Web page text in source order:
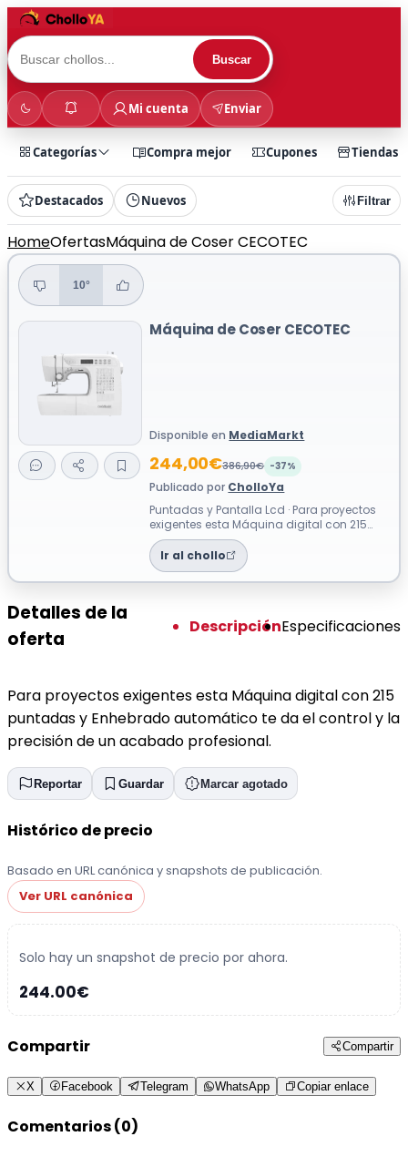
Buscar
Mi cuenta Enviar
Categorías Compra mejor Cupones Tiendas
Destacados Nuevos Filtrar
HomeOfertasMáquina de Coser CECOTEC
10°
Máquina de Coser CECOTEC
Disponible en MediaMarkt
244,00€386,90€ -37%
Publicado por CholloYa
Puntadas y Pantalla Lcd · Para proyectos
exigentes esta Máquina digital con 215
puntadas y Enhebrado automático te da...
Ir al chollo
Detalles de la
oferta
DescripciónEspecificaciones
Para proyectos exigentes esta Máquina digital con 215
puntadas y Enhebrado automático te da el control y la
precisión de un acabado profesional.
Reportar Guardar Marcar agotado
Histórico de precio
Basado en URL canónica y snapshots de publicación.
Ver URL canónica
Solo hay un snapshot de precio por ahora.
244.00€
Compartir Compartir
X Facebook Telegram WhatsApp Copiar enlace
Comentarios (0)